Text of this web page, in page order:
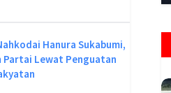
Hanura Sukabumi,
Lewat Penguatan